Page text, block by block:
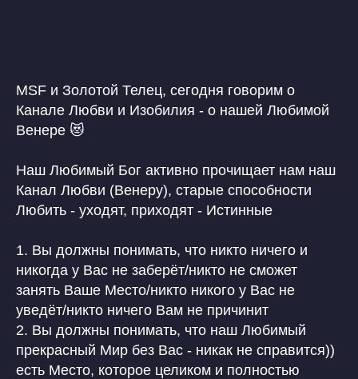
MSF и Золотой Телец, сегодня говорим о
Канале Любви и Изобилия - о нашей Любимой
Венере 😻
Наш Любимый Бог активно прочищает нам наш
Канал Любви (Венеру), старые способности
Любить - уходят, приходят - Истинные
1. Вы должны понимать, что никто ничего и
никогда у Вас не заберёт/никто не сможет
занять Ваше Место/никто никого у Вас не
уведёт/никто ничего Вам не причинит
2. Вы должны понимать, что наш Любимый
прекрасный Мир без Вас - никак не справится))
есть Место, которое целиком и полностью